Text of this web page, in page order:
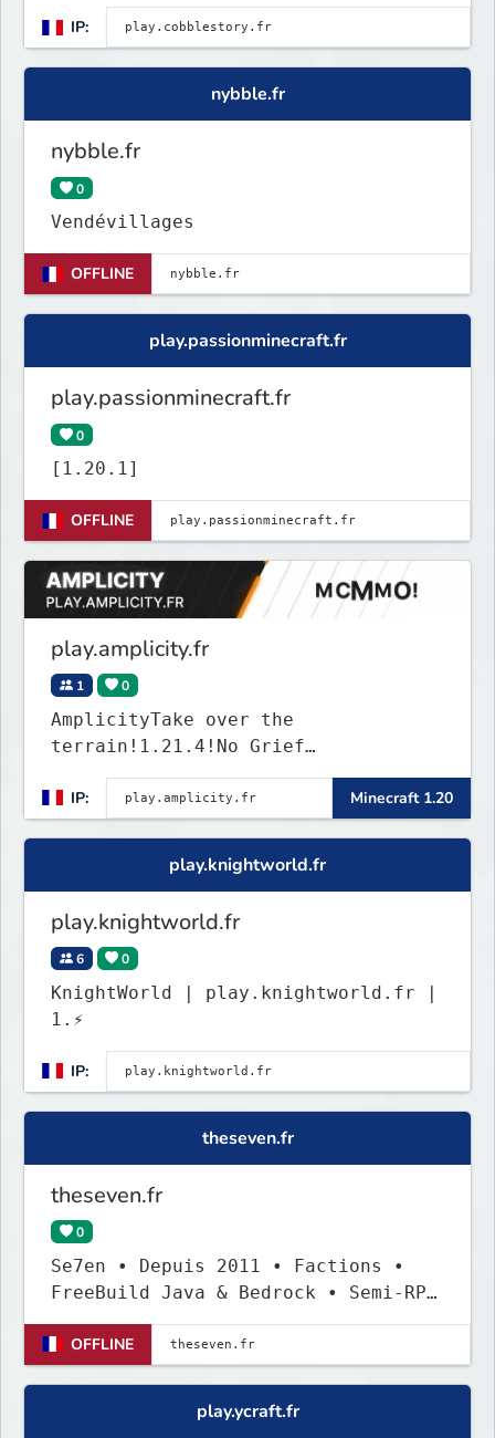
IP:
nybble.fr
nybble.fr
0
Vendévillages
OFFLINE
play.passionminecraft.fr
play.passionminecraft.fr
0
[1.20.1]
OFFLINE
play.amplicity.fr
1 0
AmplicityTake over the
terrain!1.21.4!No Grief
www.amplicity.fr!
IP:
Minecraft 1.20
play.knightworld.fr
play.knightworld.fr
6 0
KnightWorld | play.knightworld.fr |
1.⚡
IP:
theseven.fr
theseven.fr
0
Se7en • Depuis 2011 • Factions •
FreeBuild Java & Bedrock • Semi-RP
• Refonte Été 2026
OFFLINE
play.ycraft.fr